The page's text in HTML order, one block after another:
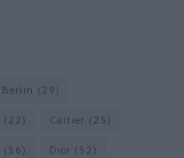
Berlin (29)
(22) Cartier (25)
(16) Dior (52)